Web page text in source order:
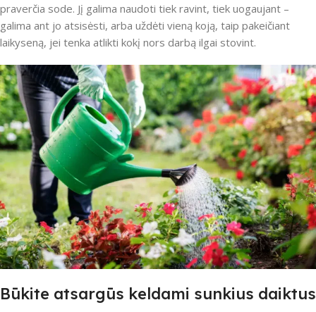
praverčia sode. Jį galima naudoti tiek ravint, tiek uogaujant –
galima ant jo atsisėsti, arba uždėti vieną koją, taip pakeičiant
laikyseną, jei tenka atlikti kokį nors darbą ilgai stovint.
Būkite atsargūs keldami sunkius daiktus